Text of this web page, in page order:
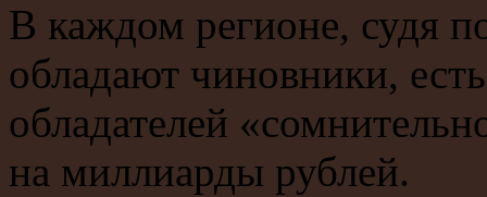
В каждом регионе, судя
обладают чиновники,
обладателей
на миллиарды рублей.